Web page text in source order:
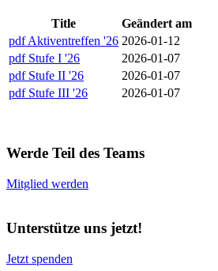
Title
Geändert am
pdf Aktiventreffen '26 2026-01-12
pdf Stufe I '26
2026-01-07
pdf Stufe II '26
2026-01-07
pdf Stufe III '26 2026-01-07
Werde Teil des Teams
Mitglied werden
Unterstütze uns jetzt!
Jetzt spenden